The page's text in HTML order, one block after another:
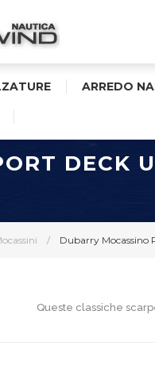
ARREDO
/ Dubarry Mocassino
DECK
Queste classiche